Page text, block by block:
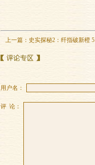
上一篇： 史实探秘2：纤指破新橙 5
用户名：
评 论：